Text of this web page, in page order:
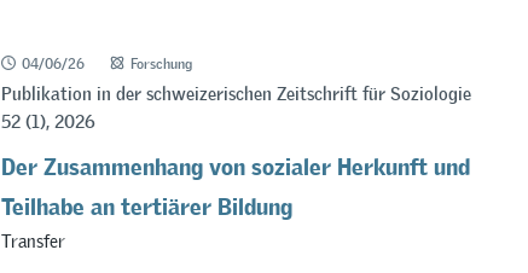
04/06/26 Forschung
Publikation in der schweizerischen Zeitschrift für Soziologie
52 (1), 2026
Der Zusammenhang von sozialer Herkunft und
Teilhabe an tertiärer Bildung
Transfer